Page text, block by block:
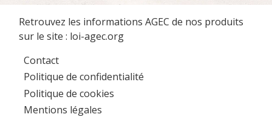
Retrouvez les informations AGEC de nos produits
sur le site : loi-agec.org
Contact
Politique de confidentialité
Politique de cookies
Mentions légales